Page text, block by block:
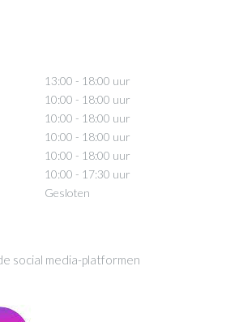
13:00 - 18:00 uur
10:00 - 18:00 uur
10:00 - 18:00 uur
10:00 - 18:00 uur
10:00 - 18:00 uur
10:00 - 17:30 uur
Gesloten
social media-platformen